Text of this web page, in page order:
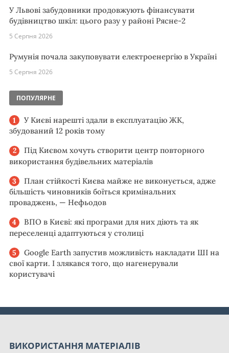
У Львові забудовники продовжують фінансувати
будівництво шкіл: цього разу у районі Рясне-2
5 Серпня 2026
Румунія почала закуповувати електроенергію в Україні
5 Серпня 2026
ПОПУЛЯРНЕ
У Києві нарешті здали в експлуатацію ЖК,
збудований 12 років тому
Під Києвом хочуть створити центр повторного
використання будівельних матеріалів
План стійкості Києва майже не виконується, адже
більшість чиновників боїться кримінальних
проваджень, — Нефьодов
ВПО в Києві: які програми для них діють та як
переселенці адаптуються у столиці
Google Earth запустив можливість накладати ШІ на
свої карти. І злякався того, що нагенерували
користувачі
ВИКОРИСТАННЯ МАТЕРІАЛІВ